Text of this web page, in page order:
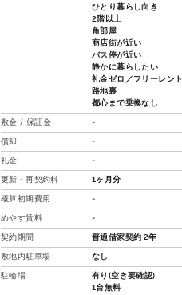
ひとり暮らし向き
2階以上
角部屋
商店街が近い
バス停が近い
静かに暮らしたい
礼金ゼロ／フリーレント
路地裏
都心まで乗換なし
敷金 / 保証金 -
償却 -
礼金 -
更新・再契約料 1ヶ月分
概算初期費用 -
めやす賃料 -
契約期間 普通借家契約 2年
敷地内駐車場 なし
駐輪場
有り(空き要確認)
1台無料